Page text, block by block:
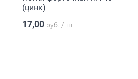
(цинк)
17,00 руб. /шт